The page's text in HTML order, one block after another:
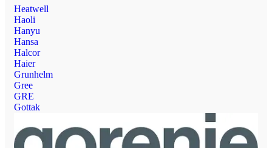
Heatwell
Haoli
Hanyu
Hansa
Halcor
Haier
Grunhelm
Gree
GRE
Gottak